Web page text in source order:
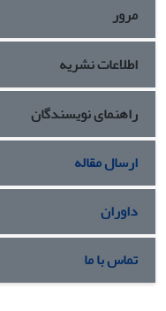
مرور
اطلاعات نشریه
راهنمای نویسندگان
ارسال مقاله
داوران
تماس با ما